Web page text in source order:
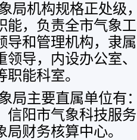
机构规格正处级
能，负责全市气象
导和管理机构，隶
领导，内设办公室
能科室。
主要直属单位有
信阳市气象科技服
财务核算中心。